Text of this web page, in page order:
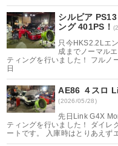
シルビア
ング 401PS！
只今HKS2.2Lエ
成までノーマル
ティングを行いました！ フルノ
日
AE86 ４スロ
(2026/05/28)
先日Link G4X
ティングを行いました！ ダイレ
ートです。 入庫時はとりあえず